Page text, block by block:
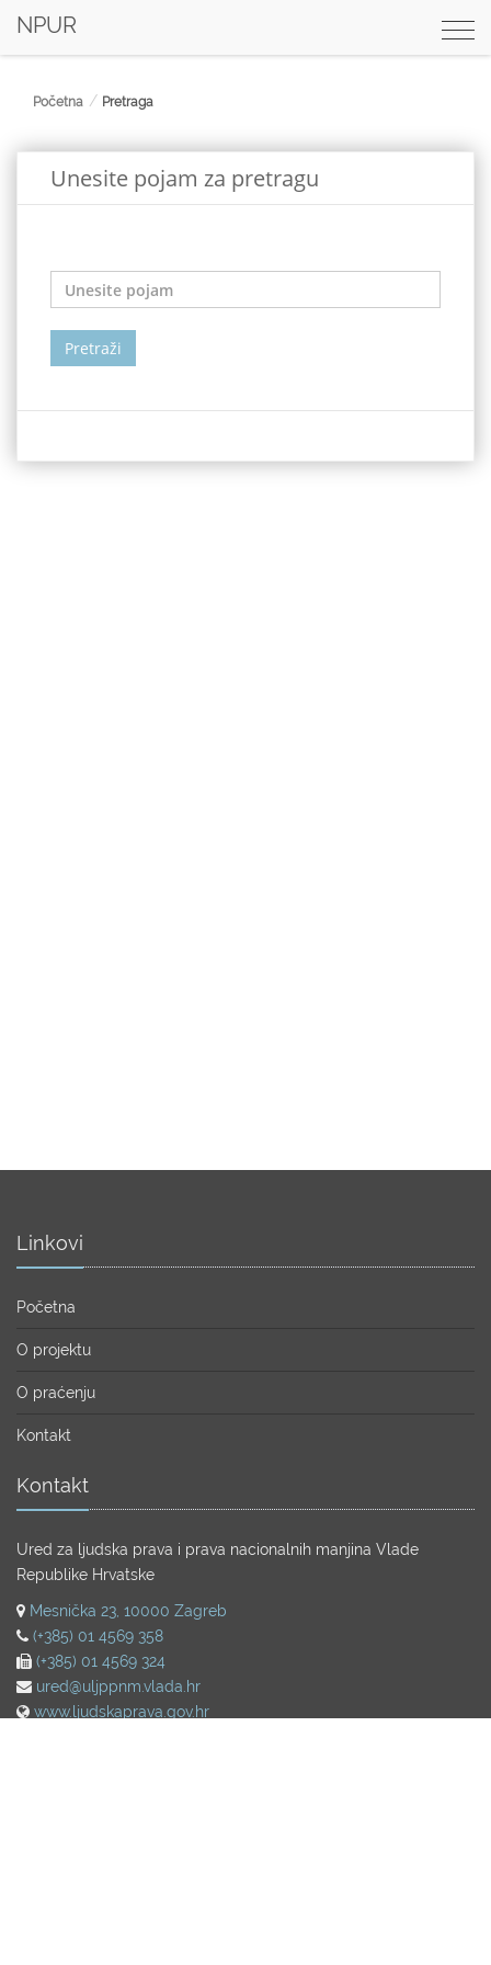
NPUR
Početna Pretraga
Unesite pojam za pretragu
Pretraži
Linkovi
Početna
O projektu
O praćenju
Kontakt
Kontakt
Ured za ljudska prava i prava nacionalnih manjina Vlade
Republike Hrvatske
Mesnička 23, 10000 Zagreb
(+385) 01 4569 358
(+385) 01 4569 324
ured@uljppnm.vlada.hr
www.ljudskaprava.gov.hr